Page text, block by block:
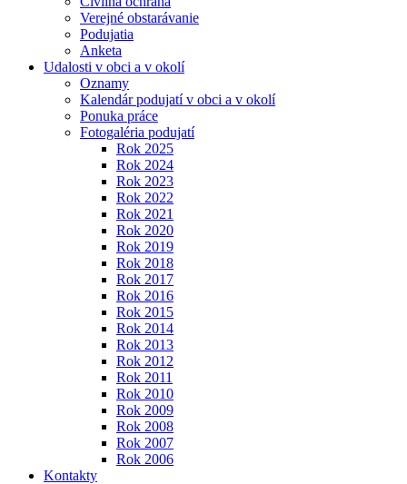
Verejné obstarávanie
Podujatia
Anketa
Udalosti v obci a v okolí
Oznamy
Kalendár podujatí v obci a v okolí
Ponuka práce
Fotogaléria podujatí
Rok 2025
Rok 2024
Rok 2023
Rok 2022
Rok 2021
Rok 2020
Rok 2019
Rok 2018
Rok 2017
Rok 2016
Rok 2015
Rok 2014
Rok 2013
Rok 2012
Rok 2011
Rok 2010
Rok 2009
Rok 2008
Rok 2007
Rok 2006
Kontakty